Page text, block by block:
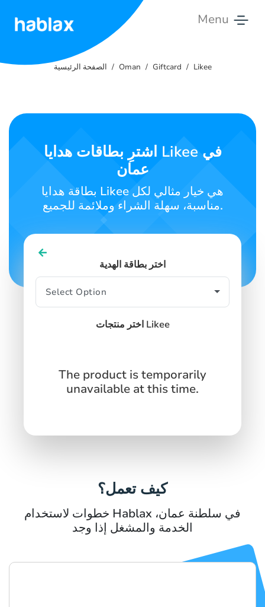
Menu
اتصل
SIGN INSIGN UP
الصفحة الرئيسية Oman Giftcard Likee
اشترِ بطاقات هدايا Likee في
عمان
بطاقة هدايا Likee هي خيار مثالي لكل
مناسبة، سهلة الشراء وملائمة للجميع.
اختر بطاقة الهدية
اختر منتجات Likee
The product is temporarily
unavailable at this time.
كيف تعمل؟
خطوات لاستخدام Hablax في سلطنة عمان،
الخدمة والمشغل إذا وجد